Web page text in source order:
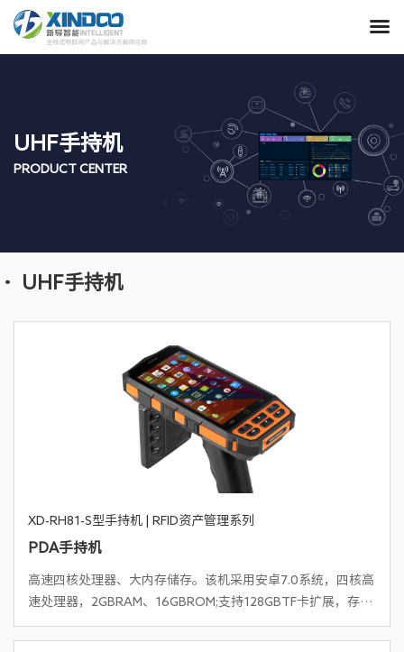
UHF手持机
PRODUCT CENTER
UHF手持机
XD-RH81-S型手持机 | RFID资产管理系列
PDA手持机
⾼速四核处理器、⼤内存储存。该机采用安卓7.0系统，四核高
速处理器，2GBRAM、16GBROM;支持128GBTF卡扩展，存储
支持多项任务流畅处理，是移动信息处理的最佳保障。